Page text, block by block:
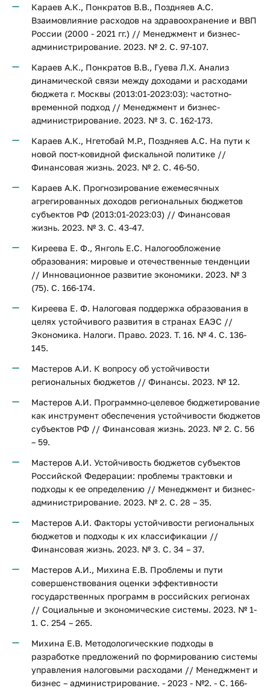
Караев А.К., Понкратов В.В., Поздняев А.С.
Взаимовлияние расходов на здравоохранение и ВВП
России (2000 - 2021 гг.) // Менеджмент и бизнес-
администрирование. 2023. № 2. С. 97-107.
Караев А.К., Понкратов В.В., Гуева Л.Х. Анализ
динамической связи между доходами и расходами
бюджета г. Москвы (2013:01-2023:03): частотно-
временной подход // Менеджмент и бизнес-
администрирование. 2023. № 3. С. 162-173.
Караев А.К., Нгетобай М.Р., Поздняев А.С. На пути к
новой пост-ковидной фискальной политике //
Финансовая жизнь. 2023. № 2. С. 46-50.
Караев А.К. Прогнозирование ежемесячных
агрегированных доходов региональных бюджетов
субъектов РФ (2013:01-2023:03) // Финансовая
жизнь. 2023. № 3. С. 43-47.
Киреева Е. Ф., Янголь Е.С. Налогообложение
образования: мировые и отечественные тенденции
// Инновационное развитие экономики. 2023. № 3
(75). С. 166-174.
Киреева Е. Ф. Налоговая поддержка образования в
целях устойчивого развития в странах ЕАЭС //
Экономика. Налоги. Право. 2023. Т. 16. № 4. С. 136-
145.
Мастеров А.И. К вопросу об устойчивости
региональных бюджетов // Финансы. 2023. № 12.
Мастеров А.И. Программно-целевое бюджетирование
как инструмент обеспечения устойчивости бюджетов
субъектов РФ // Финансовая жизнь. 2023. № 2. С. 56
– 59.
Мастеров А.И. Устойчивость бюджетов субъектов
Российской Федерации: проблемы трактовки и
подходы к ее определению // Менеджмент и бизнес-
администрирование. 2023. № 2. С. 28 – 35.
Мастеров А.И. Факторы устойчивости региональных
бюджетов и подходы к их классификации //
Финансовая жизнь. 2023. № 3. С. 34 – 37.
Мастеров А.И., Михина Е.В. Проблемы и пути
совершенствования оценки эффективности
государственных программ в российских регионах
// Социальные и экономические системы. 2023. № 1-
1. С. 254 – 265.
Михина Е.В. Методологическкие подходы в
разработке предложений по формированию системы
управления налоговыми расходами // Менеджмент и
бизнес – администрирование. - 2023 - №2. - С. 166-